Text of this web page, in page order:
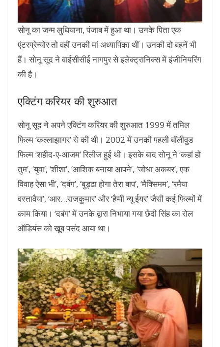
सोनू का जन्‍म लुधियाना, पंजाब में हुआ था। उनके पिता एक
एंटरप्रेन्‍योर तो वहीं उनकी मां अध्‍यापिका थीं। उनकी दो बहनें भी
हैं। सोनू सूद ने वाईसीसीई नागपुर से इलेक्‍ट्रानिक्‍स में इं‍जीनियरिंग
की है।
एक्टिंग करियर की शुरुआत
सोनू सूद ने अपने एक्टिंग करियर की शुरुआत 1999 में तमिल
फिल्म ‘कल्लाझागर’ से की थी। 2002 में उनकी पहली बॉलीवुड
फिल्म ‘शहीद-ए-आजम’ रिलीज हुई थी। इसके बाद सोनू ने ‘कहां हो
तुम’, ‘युवा’, ‘शीशा’, ‘आशिक बनाया आपने’, ‘जोधा अकबर’, एक
विवाह ऐसा भी’, ‘दबंग’, ‘बुड्ढा होगा तेरा बाप’, ‘मैक्सिमम’, ‘रमैया
वस्तावैया’, ‘आर…राजकुमार’ और ‘हैप्पी न्यू ईयर’ जैसी कई फिल्मों में
काम किया। ‘दबंग’ में उनके द्वारा निभाया गया छेदी सिंह का रोल
ऑडियंस को खूब पसंद आया था।